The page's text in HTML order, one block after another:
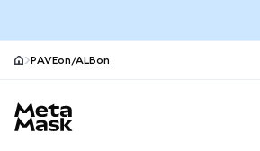
PAVEon/ALBon